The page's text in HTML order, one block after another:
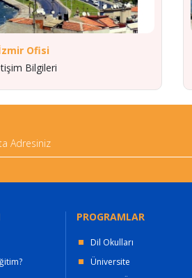
Ofisi
Bilgileri
PROGRAMLAR
Dil Okulları
Üniversite